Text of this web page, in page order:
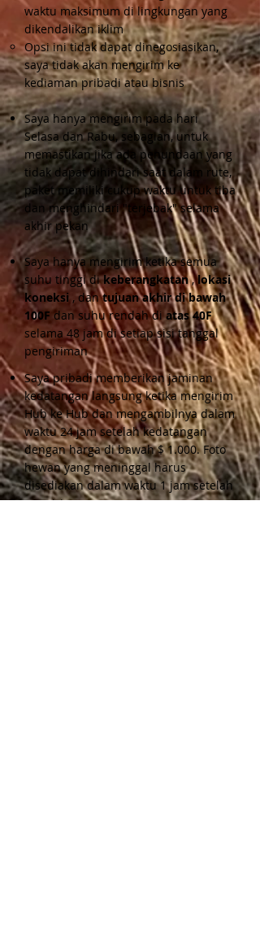
waktu maksimum di lingkungan yang
dikendalikan iklim
Opsi ini tidak dapat dinegosiasikan,
saya tidak akan mengirim ke
kediaman pribadi atau bisnis
Saya hanya mengirim pada hari
Selasa dan Rabu, sebagian, untuk
memastikan jika ada penundaan yang
tidak dapat dihindari saat dalam rute,
paket memiliki cukup waktu untuk tiba
dan menghindari "terjebak" selama
akhir pekan
Saya hanya mengirim ketika semua
suhu tinggi dikeberangkatan, lokasi
koneksi , dantujuan akhir di bawah
100F dan suhu rendah diatas 40F
selama 48 jam di setiap sisi tanggal
pengiriman
Saya pribadi memberikan jaminan
kedatangan langsung ketika mengirim
Hub ke Hub dan mengambilnya dalam
waktu 24 jam setelah kedatangan
dengan harga di bawah $ 1.000. Foto
hewan yang meninggal harus
disediakan dalam waktu 1 jam setelah
pengiriman